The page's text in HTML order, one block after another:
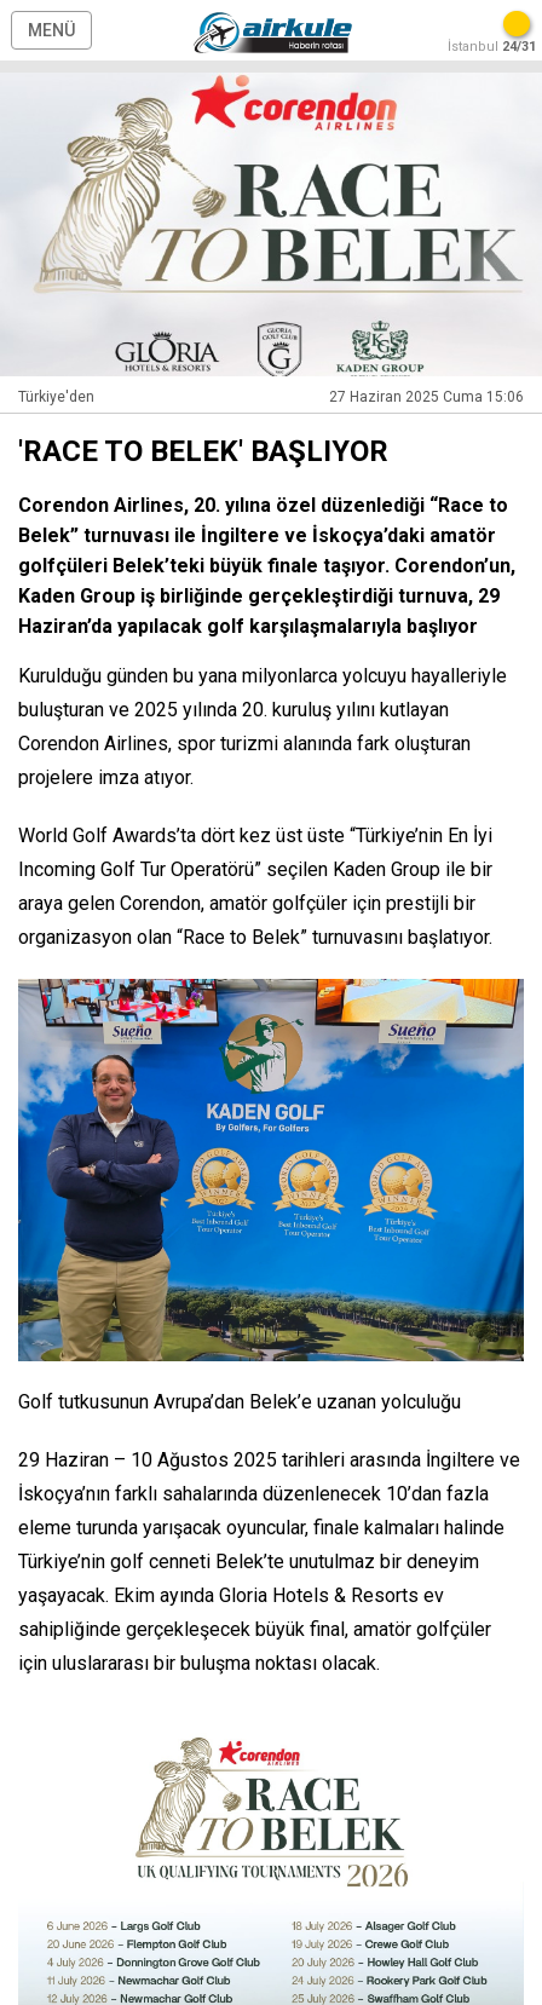
MENÜ
İstanbul 24/31
Türkiye'den 27 Haziran 2025 Cuma 15:06
'RACE TO BELEK' BAŞLIYOR
Corendon Airlines, 20. yılına özel düzenlediği “Race to
Belek” turnuvası ile İngiltere ve İskoçya’daki amatör
golfçüleri Belek’teki büyük finale taşıyor. Corendon’un,
Kaden Group iş birliğinde gerçekleştirdiği turnuva, 29
Haziran’da yapılacak golf karşılaşmalarıyla başlıyor
Kurulduğu günden bu yana milyonlarca yolcuyu hayalleriyle
buluşturan ve 2025 yılında 20. kuruluş yılını kutlayan
Corendon Airlines, spor turizmi alanında fark oluşturan
projelere imza atıyor.
World Golf Awards’ta dört kez üst üste “Türkiye’nin En İyi
Incoming Golf Tur Operatörü” seçilen Kaden Group ile bir
araya gelen Corendon, amatör golfçüler için prestijli bir
organizasyon olan “Race to Belek” turnuvasını başlatıyor.
Golf tutkusunun Avrupa’dan Belek’e uzanan yolculuğu
29 Haziran – 10 Ağustos 2025 tarihleri arasında İngiltere ve
İskoçya’nın farklı sahalarında düzenlenecek 10’dan fazla
eleme turunda yarışacak oyuncular, finale kalmaları halinde
Türkiye’nin golf cenneti Belek’te unutulmaz bir deneyim
yaşayacak. Ekim ayında Gloria Hotels & Resorts ev
sahipliğinde gerçekleşecek büyük final, amatör golfçüler
için uluslararası bir buluşma noktası olacak.